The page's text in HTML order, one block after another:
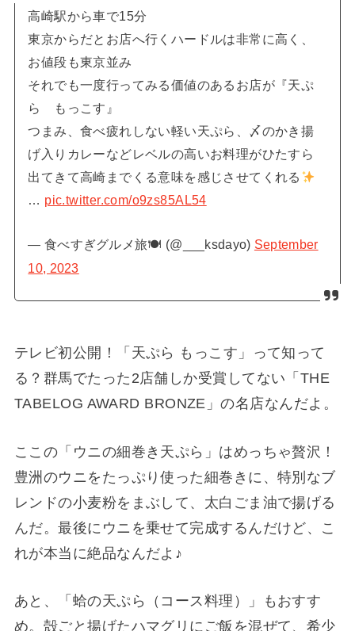
高崎駅から車で15分
東京からだとお店へ行くハードルは非常に高く、
お値段も東京並み
それでも一度行ってみる価値のあるお店が『天ぷ
ら もっこす』
つまみ、食べ疲れしない軽い天ぷら、〆のかき揚
げ入りカレーなどレベルの高いお料理がひたすら
出てきて高崎までくる意味を感じさせてくれる
… pic.twitter.com/o9zs85AL54
— 食べすぎグルメ旅🍽 (@___ksdayo) September
10, 2023
テレビ初公開！「天ぷら もっこす」って知って
る？群馬でたった2店舗しか受賞してない「THE
TABELOG AWARD BRONZE」の名店なんだよ。
ここの「ウニの細巻き天ぷら」はめっちゃ贅沢！
豊洲のウニをたっぷり使った細巻きに、特別なブ
レンドの小麦粉をまぶして、太白ごま油で揚げる
んだ。最後にウニを乗せて完成するんだけど、こ
れが本当に絶品なんだよ♪
あと、「蛤の天ぷら（コース料理）」もおすす
め。殻ごと揚げたハマグリにご飯を混ぜて、希少